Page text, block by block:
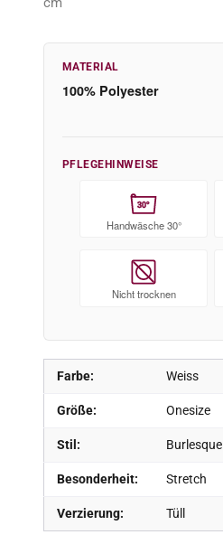
Farbe: Weiss
Größe: Onesize
Stil: Burlesque
Besonderheit: Stretch
Verzierung: Tüll
MATERIAL
100% Polyester
PFLEGEHINWEISE
30°
Handwäsche 30°
Nicht trocknen